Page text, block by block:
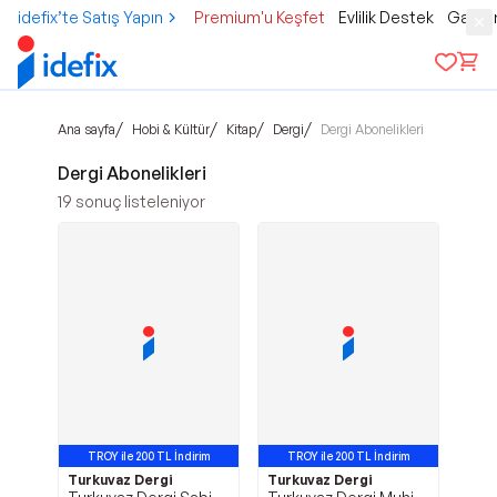
idefix’te Satış Yapın Premium'u Keşfet Evlilik Destek
Ana sayfa/ Hobi & Kültür/ Kitap/ Dergi/ Dergi Abonelikleri
Dergi Abonelikleri
19 sonuç listeleniyor
TROY ile 200 TL İndirim
Turkuvaz Dergi
TROY ile 200 TL İndirim
Turkuvaz Dergi